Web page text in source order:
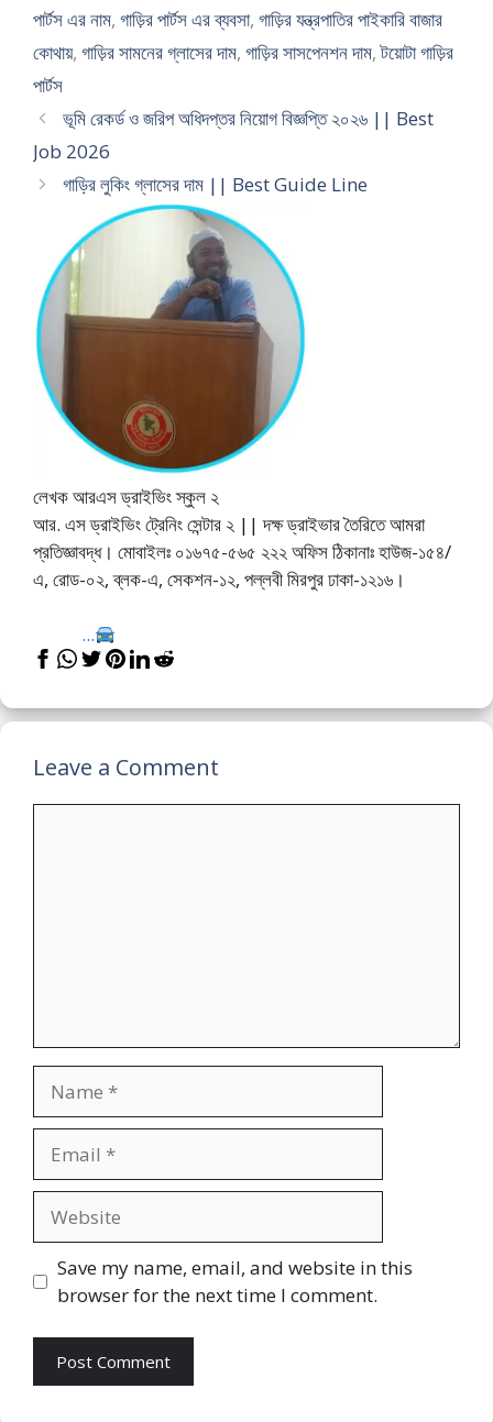
পার্টস এর নাম, গাড়ির পার্টস এর ব্যবসা, গাড়ির যন্ত্রপাতির পাইকারি বাজার
কোথায়, গাড়ির সামনের গ্লাসের দাম, গাড়ির সাসপেনশন দাম,টয়োটা গাড়ির
পার্টস
ভূমি রেকর্ড ও জরিপ অধিদপ্তর নিয়োগ বিজ্ঞপ্তি ২০২৬ || Best
Job 2026
গাড়ির লুকিং গ্লাসের দাম || Best Guide Line
লেখক আরএস ড্রাইভিং স্কুল ২
আর. এস ড্রাইভিং ট্রেনিং সেন্টার ২ || দক্ষ ড্রাইভার তৈরিতে আমরা
প্রতিজ্ঞাবদ্ধ। মোবাইলঃ ০১৬৭৫-৫৬৫ ২২২ অফিস ঠিকানাঃ হাউজ-১৫৪/
এ, রোড-০২, ব্লক-এ, সেকশন-১২, পল্লবী মিরপুর ঢাকা-১২১৬।
...
Leave a Comment
Save my name, email, and website in this
browser for the next time I comment.